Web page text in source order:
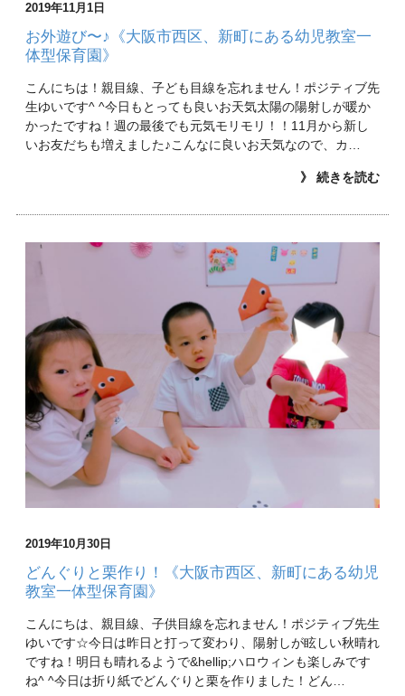
2019年11月1日
お外遊び〜♪《大阪市西区、新町にある幼児教室一
体型保育園》
こんにちは！親目線、子ども目線を忘れません！ポジティブ先
生ゆいです^ ^今日もとっても良いお天気太陽の陽射しが暖か
かったですね！週の最後でも元気モリモリ！！11月から新し
いお友だちも増えました♪こんなに良いお天気なので、カ…
》 続きを読む
2019年10月30日
どんぐりと栗作り！《大阪市西区、新町にある幼児
教室一体型保育園》
こんにちは、親目線、子供目線を忘れません！ポジティブ先生
ゆいです☆今日は昨日と打って変わり、陽射しが眩しい秋晴れ
ですね！明日も晴れるようで&hellip;ハロウィンも楽しみです
ね^ ^今日は折り紙でどんぐりと栗を作りました！どん…